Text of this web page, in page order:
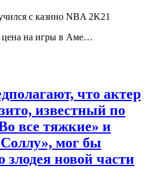
с казино NBA 2K21
цена на игры в Аме…
что актер
известный по
все тяжкие» и
мог бы
злодея новой части